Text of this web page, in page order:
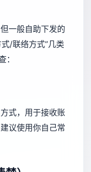
一般自助下发的
/联络方式”几类
：
式，用于接收账
议使用你自己常